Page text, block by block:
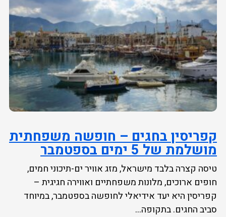
קפריסין בחגים – חופשה משפחתית
מושלמת של 5 ימים בספטמבר
טיסה קצרה בלבד מישראל, מזג אוויר ים-תיכוני חמים,
חופים ארוכים, מלונות משפחתיים ואווירה חגיגית –
קפריסין היא יעד אידיאלי לחופשה בספטמבר, במיוחד
סביב החגים. בתקופה...